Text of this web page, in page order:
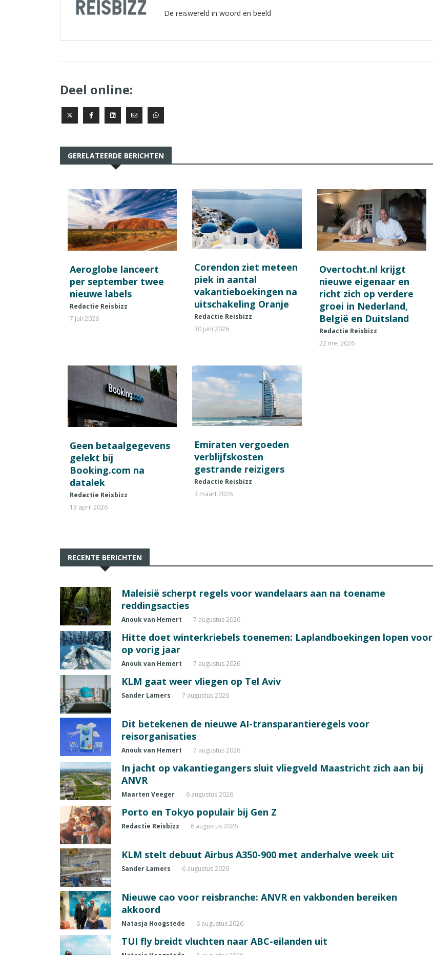
De reiswereld in woord en beeld
Deel online:
GERELATEERDE BERICHTEN
Aeroglobe lanceert
per september twee
nieuwe labels
Redactie Reisbizz
7 juli 2026
Corendon ziet meteen
piek in aantal
vakantieboekingen na
uitschakeling Oranje
Redactie Reisbizz
30 juni 2026
Overtocht.nl krijgt
nieuwe eigenaar en
richt zich op verdere
groei in Nederland,
België en Duitsland
Redactie Reisbizz
22 mei 2026
Geen betaalgegevens
gelekt bij
Booking.com na
datalek
Redactie Reisbizz
13 april 2026
Emiraten vergoeden
verblijfskosten
gestrande reizigers
Redactie Reisbizz
3 maart 2026
RECENTE BERICHTEN
Maleisië scherpt regels voor wandelaars aan na toename
reddingsacties
Anouk van Hemert 7 augustus 2026
Hitte doet winterkriebels toenemen: Laplandboekingen lopen voor
op vorig jaar
Anouk van Hemert 7 augustus 2026
KLM gaat weer vliegen op Tel Aviv
Sander Lamers 7 augustus 2026
Dit betekenen de nieuwe AI-transparantieregels voor
reisorganisaties
Anouk van Hemert 7 augustus 2026
In jacht op vakantiegangers sluit vliegveld Maastricht zich aan bij
ANVR
Maarten Veeger 6 augustus 2026
Porto en Tokyo populair bij Gen Z
Redactie Reisbizz 6 augustus 2026
KLM stelt debuut Airbus A350-900 met anderhalve week uit
Sander Lamers 6 augustus 2026
Nieuwe cao voor reisbranche: ANVR en vakbonden bereiken
akkoord
Natasja Hoogstede 6 augustus 2026
TUI fly breidt vluchten naar ABC-eilanden uit